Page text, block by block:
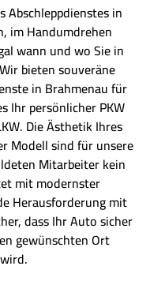
Abschleppdienstes in
im Handumdrehen
wann und wo Sie in
bieten souveräne
in Brahmenau für
Ihr persönlicher PKW
Die Ästhetik Ihres
Modell sind für unsere
Mitarbeiter kein
mit modernster
Herausforderung mit
dass Ihr Auto sicher
gewünschten Ort